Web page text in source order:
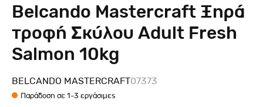
Belcando Mastercraft Ξηρά
τροφή Σκύλου Adult Fresh
Salmon 10kg
BELCANDO MASTERCRAFT07373
Παράδοση σε 1-3 εργάσιμες